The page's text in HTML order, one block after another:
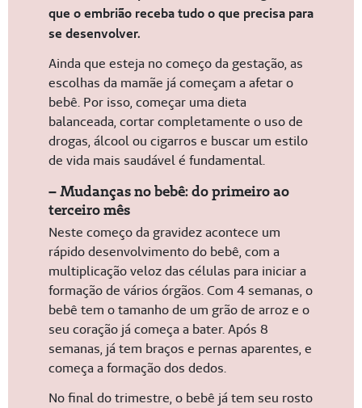
que o embrião receba tudo o que precisa para
se desenvolver.
Ainda que esteja no começo da gestação, as
escolhas da mamãe já começam a afetar o
bebê. Por isso, começar uma dieta
balanceada, cortar completamente o uso de
drogas, álcool ou cigarros e buscar um estilo
de vida mais saudável é fundamental.
– Mudanças no bebê: do primeiro ao
terceiro mês
Neste começo da gravidez acontece um
rápido desenvolvimento do bebê, com a
multiplicação veloz das células para iniciar a
formação de vários órgãos. Com 4 semanas, o
bebê tem o tamanho de um grão de arroz e o
seu coração já começa a bater. Após 8
semanas, já tem braços e pernas aparentes, e
começa a formação dos dedos.
No final do trimestre, o bebê já tem seu rosto